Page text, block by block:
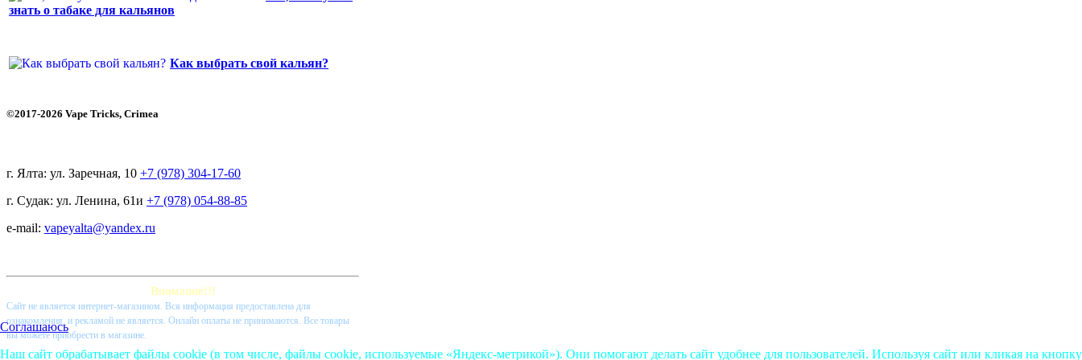
знать о табаке для кальянов
Как выбрать свой кальян?
©2017-2026 Vape Tricks, Crimea
г. Ялта: ул. Заречная, 10 +7 (978) 304-17-60
г. Судак: ул. Ленина, 61и +7 (978) 054-88-85
e-mail: vapeyalta@yandex.ru
Внимание!!!
Cайт не является интернет-магазином. Вся информация предоставлена для
ознакомления, и рекламой не является. Онлайн оплаты не принимаются. Все товары
вы можете приобрести в магазине.
Соглашаюсь
Наш сайт обрабатывает файлы cookie (в том числе, файлы cookie, используемые «Яндекс-метрикой»). Они помогают делать сайт удобнее для пользователей. Используя сайт или кликая на кнопку